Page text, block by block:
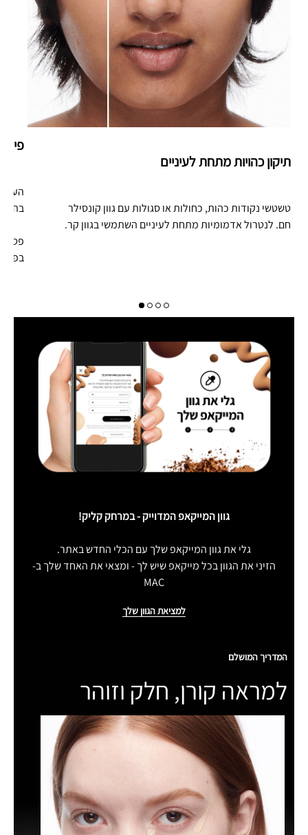
פסלי
בפנים
תיקון כהויות מתחת לעיניים
טשטשי נקודות כהות, כחולות או סגולות עם גוון קונסילר
חם. לנטרול אדמומיות מתחת לעיניים השתמשי בגוון קר.
גוון המייקאפ המדוייק - במרחק קליק!
גלי את גוון המייקאפ שלך עם הכלי החדש באתר.
הזיני את הגוון בכל מייקאפ שיש לך - ומצאי את האחד שלך ב-
MAC
למציאת הגוון שלך
המדריך המושלם
למראה קורן, חלק וזוהר